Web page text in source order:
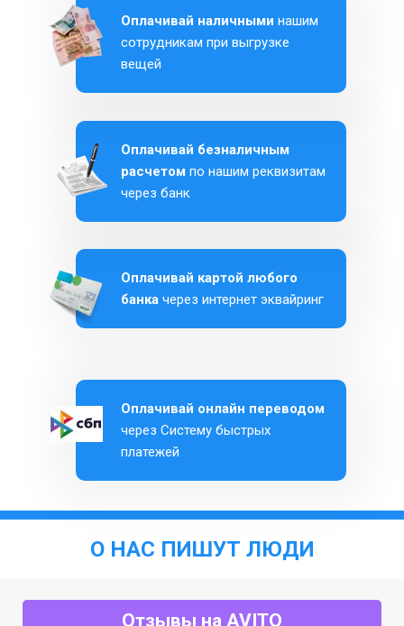
Оплачивай онлайн переводом
через Систему быстрых
платежей
Оплачивай картой любого
банка через интернет эквайринг
Оплачивай безналичным
расчетом по нашим реквизитам
через банк
Оплачивай наличными нашим
сотрудникам при выгрузке
вещей
О НАС ПИШУТ ЛЮДИ
Отзывы на AVITO